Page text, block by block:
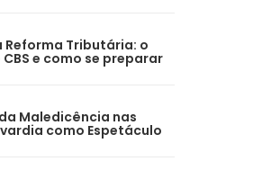
Reforma Tributária: o
CBS e como se preparar
Maledicência nas
como Espetáculo